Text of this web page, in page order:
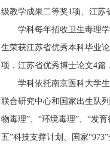
级教学成果二等奖1项、江苏
学科每年招收卫生毒理
生荣获江苏省优秀本科毕业
项，江苏省优秀博士论文4篇
学科依托南京医科大学
联合研究中心和国家出生队
物毒理”、“环境毒理”、“发
五”科技支撑计划、国家“973